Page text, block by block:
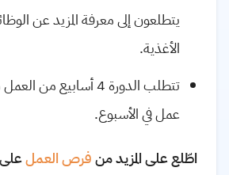
يتطلعون إلى معرفة المزيد عن
الأغذية.
عمل في الأسبوع.
اطّلع على المزيد منفرصالعمل